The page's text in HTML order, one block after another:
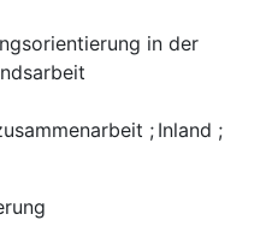
in der
; Inland ;